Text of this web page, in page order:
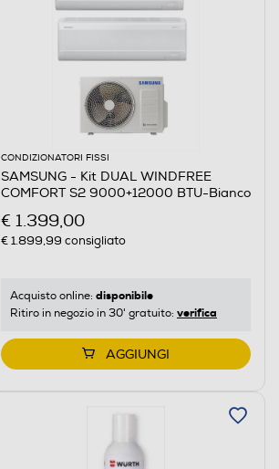
CONDIZIONATORI FISSI
SAMSUNG - Kit DUAL WINDFREE
COMFORT S2 9000+12000 BTU-Bianco
€ 1.399,00
€ 1.899,99 consigliato
Acquisto online: disponibile
Ritiro in negozio in 30' gratuito: verifica
AGGIUNGI